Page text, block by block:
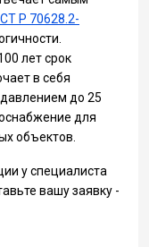
Р 70628.2-
лет срок
в себя
до 25
для
объектов.
у специалиста
вашу заявку -